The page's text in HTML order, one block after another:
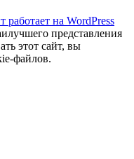
работает на WordPress
представления
этот сайт, вы
файлов.